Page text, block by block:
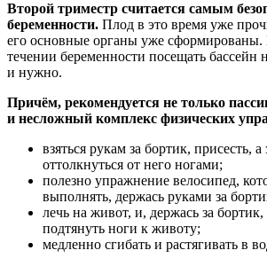
Второй триместр считается самым
беременности. Плод в это время уже
его основные органы уже
течении беременности посещать бассейн
и нужно.
Причём, рекомендуется не только
и несложный комплекс физических
взяться рукам за бортик, присесть,
оттолкнуться от него ногами;
полезно упражнение велосипед,
выполнять, держась руками за
лечь на живот, и, держась за бортик,
подтянуть ноги к животу;
медленно сгибать и растягивать в